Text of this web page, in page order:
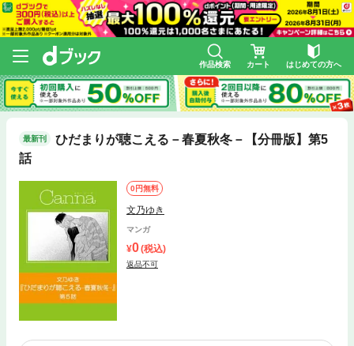
作品検索 カート はじめての方へ
最新刊
ひだまりが聴こえる－春夏秋冬－【分冊版】第5
話
0円無料
文乃ゆき
マンガ
0(税込)
返品不可